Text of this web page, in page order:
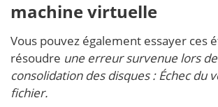
machine virtuelle
Vous pouvez également essayer ces
résoudre une erreur survenue lors
consolidation des disques : Échec du
fichier.